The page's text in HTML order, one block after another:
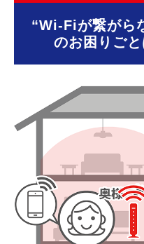
“Wi-Fiが繋がら
のお困りご